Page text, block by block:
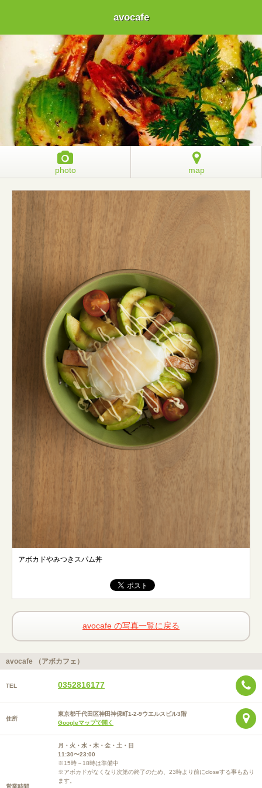
avocafe
photo map
アボカドやみつきスパム丼
avocafe の写真一覧に戻る
avocafe （アボカフェ）
TEL 0352816177
住所
東京都千代田区神田神保町1-2-9ウエルスビル3階
Googleマップで開く
月・火・水・木・金・土・日
11:30〜23:00
※15時～18時は準備中
※アボカドがなくなり次第の終了のため、23時より前にcloseする事もあり
ます。